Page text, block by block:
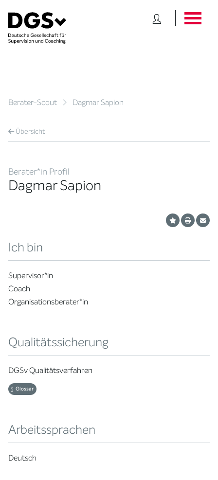
Berater-Scout Dagmar Sapion
Übersicht
Berater*in Profil
Dagmar Sapion
Ich bin
Supervisor*in
Coach
Organisationsberater*in
Qualitätssicherung
DGSv Qualitätsverfahren
Glossar
Arbeitssprachen
Deutsch